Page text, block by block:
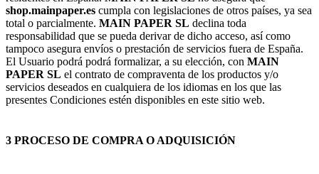
shop.mainpaper.es cumpla con legislaciones de otros países, ya sea
total o parcialmente. MAIN PAPER SL declina toda
responsabilidad que se pueda derivar de dicho acceso, así como
tampoco asegura envíos o prestación de servicios fuera de España.
El Usuario podrá podrá formalizar, a su elección, con MAIN
PAPER SL el contrato de compraventa de los productos y/o
servicios deseados en cualquiera de los idiomas en los que las
presentes Condiciones estén disponibles en este sitio web.
3 PROCESO DE COMPRA O ADQUISICIÓN